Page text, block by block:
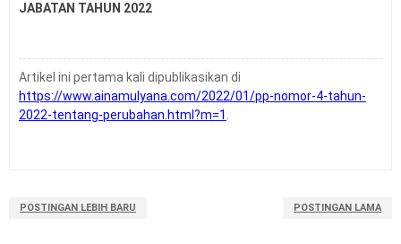
JABATAN TAHUN 2022
Artikel ini pertama kali dipublikasikan di
https://www.ainamulyana.com/2022/01/pp-nomor-4-tahun-
2022-tentang-perubahan.html?m=1 .
POSTINGAN LEBIH BARU POSTINGAN LAMA